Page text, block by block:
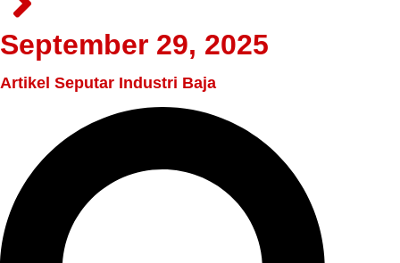
September 29, 2025
Artikel Seputar Industri Baja